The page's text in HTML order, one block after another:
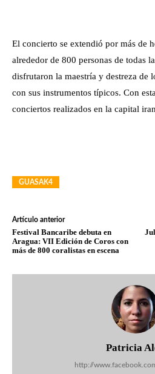
El concierto se extendió por más de
alrededor de 800 personas de todas
disfrutaron la maestría y destreza de
con sus instrumentos típicos. Con
conciertos realizados en la capital
GUASAK4
Artículo anterior
Festival Bancaribe debuta en
Aragua: VII Edición de Coros con
más de 800 coralistas en escena
Patricia
http://